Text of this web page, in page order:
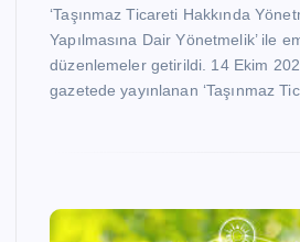
‘Taşınmaz Ticareti Hakkında
Yapılmasına Dair Yönetmelik’ ile
düzenlemeler getirildi. 14 Ekim
gazetede yayınlanan ‘Taşınmaz